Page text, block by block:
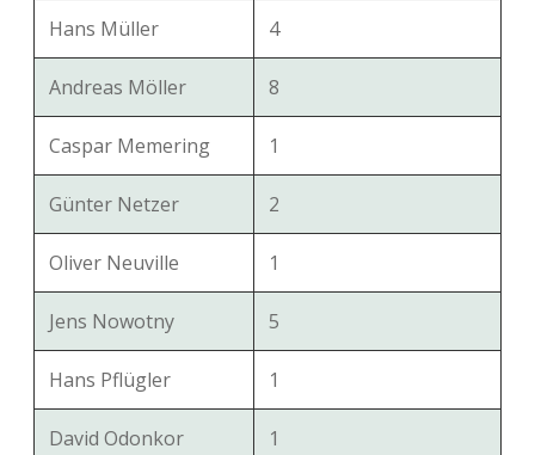
Hans Müller 4
Andreas Möller 8
Caspar Memering 1
Günter Netzer 2
Oliver Neuville 1
Jens Nowotny 5
Hans Pflügler 1
David Odonkor 1